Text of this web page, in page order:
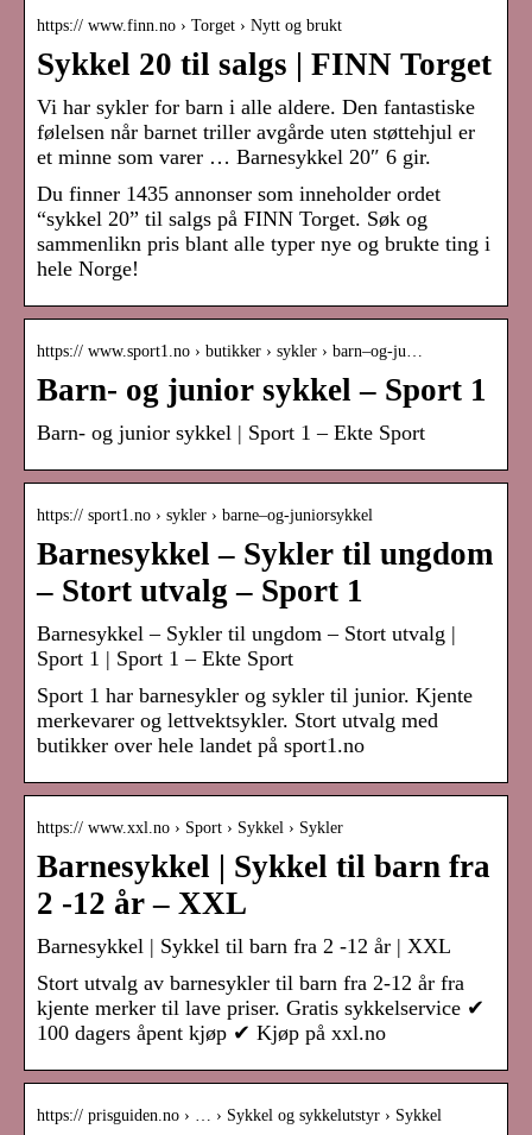
https:// www.finn.no › Torget › Nytt og brukt
Sykkel 20 til salgs | FINN Torget
Vi har sykler for barn i alle aldere. Den fantastiske
følelsen når barnet triller avgårde uten støttehjul er
et minne som varer … Barnesykkel 20″ 6 gir.
Du finner 1435 annonser som inneholder ordet
“sykkel 20” til salgs på FINN Torget. Søk og
sammenlikn pris blant alle typer nye og brukte ting i
hele Norge!
https:// www.sport1.no › butikker › sykler › barn–og-ju…
Barn- og junior sykkel – Sport 1
Barn- og junior sykkel | Sport 1 – Ekte Sport
https:// sport1.no › sykler › barne–og-juniorsykkel
Barnesykkel – Sykler til ungdom
– Stort utvalg – Sport 1
Barnesykkel – Sykler til ungdom – Stort utvalg |
Sport 1 | Sport 1 – Ekte Sport
Sport 1 har barnesykler og sykler til junior. Kjente
merkevarer og lettvektsykler. Stort utvalg med
butikker over hele landet på sport1.no
https:// www.xxl.no › Sport › Sykkel › Sykler
Barnesykkel | Sykkel til barn fra
2 -12 år – XXL
Barnesykkel | Sykkel til barn fra 2 -12 år | XXL
Stort utvalg av barnesykler til barn fra 2-12 år fra
kjente merker til lave priser. Gratis sykkelservice ✔
100 dagers åpent kjøp ✔ Kjøp på xxl.no
https:// prisguiden.no › … › Sykkel og sykkelutstyr › Sykkel